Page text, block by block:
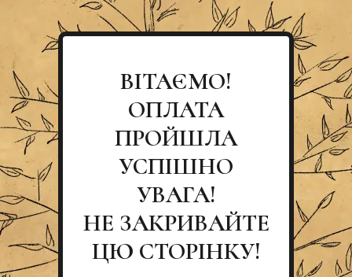
ВІТАЄМО!
ОПЛАТА
ПРОЙШЛА
УСПІШНО
УВАГА!
НЕ ЗАКРИВАЙТЕ
ЦЮ СТОРІНКУ!